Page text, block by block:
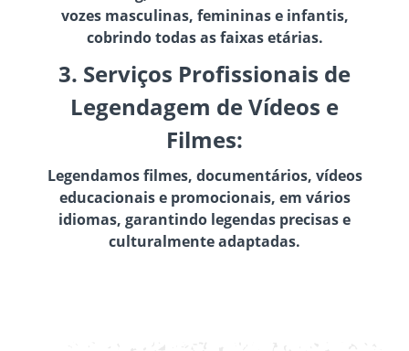
vozes masculinas, femininas e infantis,
cobrindo todas as faixas etárias.
3. Serviços Profissionais de
Legendagem de Vídeos e
Filmes:
Legendamos filmes, documentários, vídeos
educacionais e promocionais, em vários
idiomas, garantindo legendas precisas e
culturalmente adaptadas.